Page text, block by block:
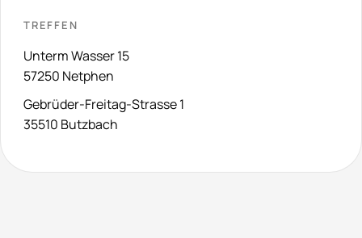
TREFFEN
Unterm Wasser 15
57250 Netphen
Gebrüder-Freitag-Strasse 1
35510 Butzbach